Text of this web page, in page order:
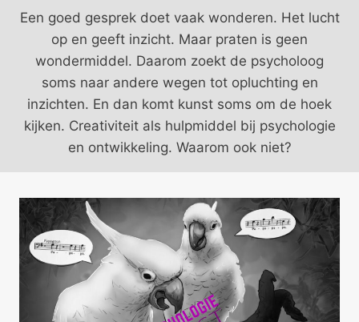
Een goed gesprek doet vaak wonderen. Het lucht
op en geeft inzicht. Maar praten is geen
wondermiddel. Daarom zoekt de psycholoog
soms naar andere wegen tot opluchting en
inzichten. En dan komt kunst soms om de hoek
kijken. Creativiteit als hulpmiddel bij psychologie
en ontwikkeling. Waarom ook niet?